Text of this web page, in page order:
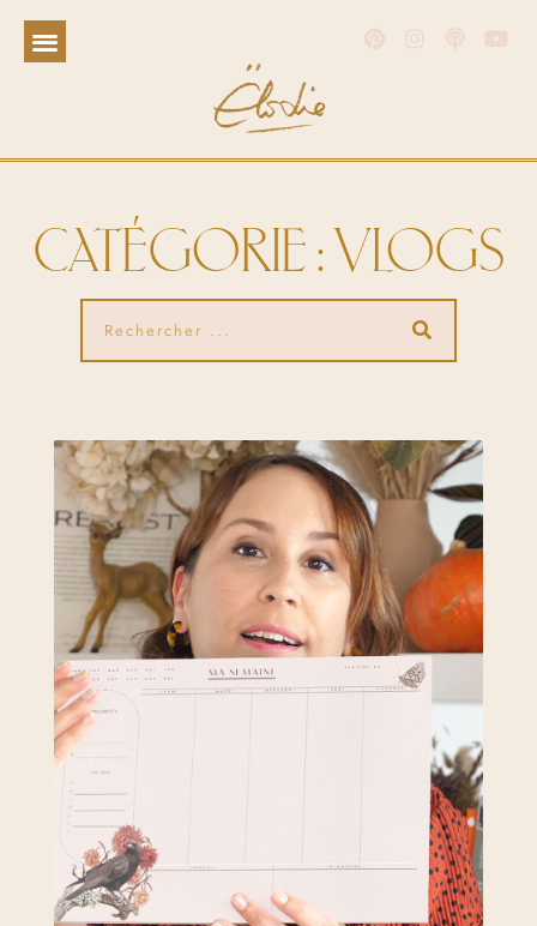
CATÉGORIE : VLOGS